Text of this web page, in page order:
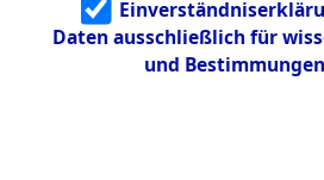
g
5.3.3
Todesmärsch
Daten ausschließlich für
und